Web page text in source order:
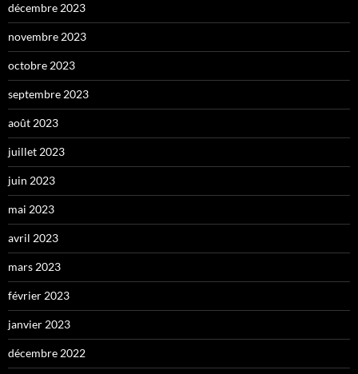
décembre 2023
novembre 2023
octobre 2023
septembre 2023
août 2023
juillet 2023
juin 2023
mai 2023
avril 2023
mars 2023
février 2023
janvier 2023
décembre 2022